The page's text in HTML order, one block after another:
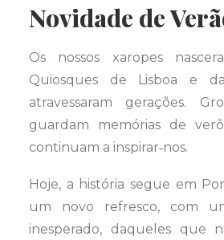
Novidade de
Os nossos xaropes
Quiosques de Lisboa e
atravessaram gerações.
guardam memórias de
continuam a inspirar‑nos.
Hoje, a história segue em
um novo refresco, com
inesperado, daqueles que